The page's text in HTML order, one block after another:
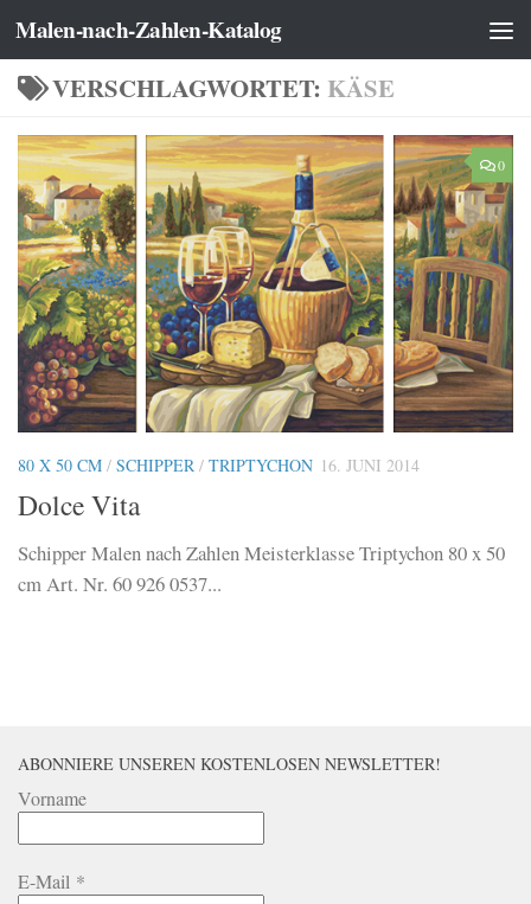
Zum Inhalt springen
Malen-nach-Zahlen-Katalog
VERSCHLAGWORTET: KÄSE
0
80 X 50 CM / SCHIPPER / TRIPTYCHON 16. JUNI 2014
Dolce Vita
Schipper Malen nach Zahlen Meisterklasse Triptychon 80 x 50
cm Art. Nr. 60 926 0537...
ABONNIERE UNSEREN KOSTENLOSEN NEWSLETTER!
Vorname
E-Mail *